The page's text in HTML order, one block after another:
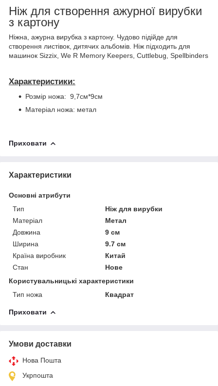
Ніж для створення ажурної вирубки
з картону
Ніжна, ажурна вирубка з картону. Чудово підійде для
створення листівок, дитячих альбомів. Ніж підходить для
машинок Sizzix, We R Memory Keepers, Cuttlebug, Spellbinders
Характеристики:
Розмір ножа: 9,7см*9см
Матеріал ножа: метал
Приховати
Характеристики
Основні атрибути
Тип
Ніж для вирубки
Матеріал
Метал
Довжина
9 см
Ширина
9.7 см
Країна виробник
Китай
Стан
Нове
Користувальницькі характеристики
Тип ножа
Квадрат
Приховати
Умови доставки
Нова Пошта
Укрпошта